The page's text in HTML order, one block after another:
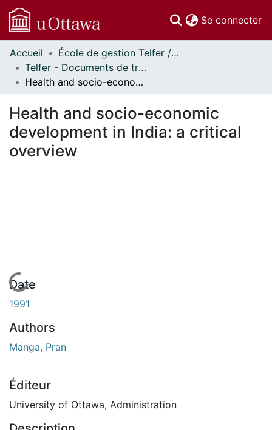
Se connecter
Communautés
et collections
Parcourir
À propos
Accueil
École de gestion Telfer // Telfer School of Management
Telfer - Documents de travail // Telfer - Working Papers
Health and socio-economic development in India: a critical overview
Health and socio-economic
development in India: a critical
overview
En cours de chargement...
Date
1991
Authors
Manga, Pran
Éditeur
University of Ottawa, Administration